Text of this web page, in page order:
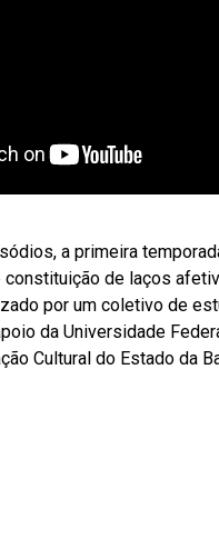
a primeira
de laços
por um coletivo de
da Universidade
Cultural do Estado da